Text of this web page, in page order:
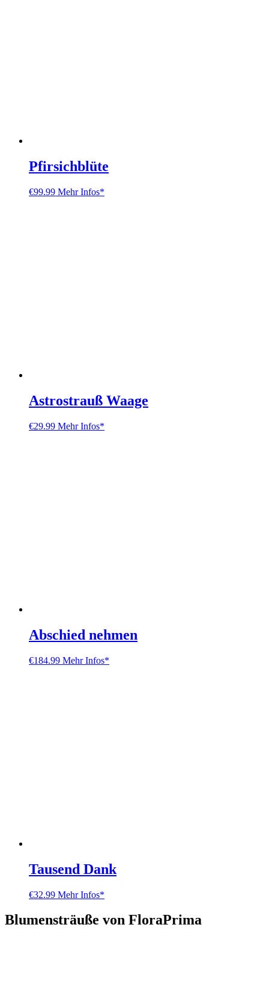
Pfirsichblüte
€99.99 Mehr Infos*
Astrostrauß Waage
€29.99 Mehr Infos*
Abschied nehmen
€184.99 Mehr Infos*
Tausend Dank
€32.99 Mehr Infos*
Blumensträuße von FloraPrima